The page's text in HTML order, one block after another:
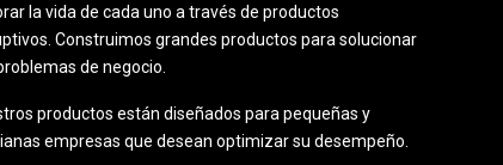
la vida de cada uno a través de productos
Construimos grandes productos para solucionar
de negocio.
productos están diseñados para pequeñas y
empresas que desean optimizar su desempeño.